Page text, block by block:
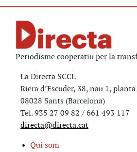
Periodisme cooperatiu per la
La Directa SCCL
Riera d’Escuder, 38, nau 1, planta
08028 Sants (Barcelona)
Tel. 935 27 09 82 / 661 493 117
directa@directa.cat
Qui som